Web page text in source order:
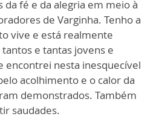
da fé e da alegria em meio à
de Varginha. Tenho a
vive e está realmente
e tantas jovens e
encontrei nesta inesquecível
acolhimento e o calor da
demonstrados. Também
saudades.